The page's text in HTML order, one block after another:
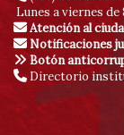
Lunes a viernes de
Atención al
Notificaciones
Botón
Directorio